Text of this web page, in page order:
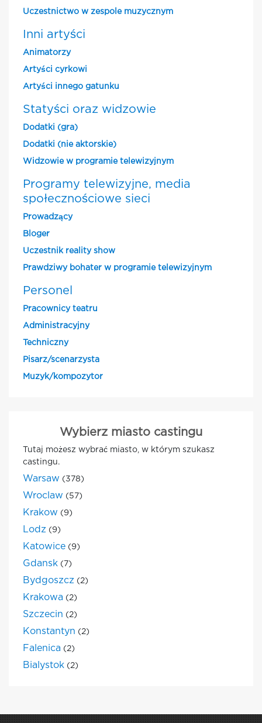
Uczestnictwo w zespole muzycznym
Inni artyści
Animatorzy
Artyści cyrkowi
Artyści innego gatunku
Statyści oraz widzowie
Dodatki (gra)
Dodatki (nie aktorskie)
Widzowie w programie telewizyjnym
Programy telewizyjne, media
społecznościowe sieci
Prowadzący
Bloger
Uczestnik reality show
Prawdziwy bohater w programie telewizyjnym
Personel
Pracownicy teatru
Administracyjny
Techniczny
Pisarz/scenarzysta
Muzyk/kompozytor
Wybierz miasto castingu
Tutaj możesz wybrać miasto, w którym szukasz
castingu.
Warsaw (378)
Wroclaw (57)
Krakow (9)
Lodz (9)
Katowice (9)
Gdansk (7)
Bydgoszcz (2)
Krakowa (2)
Szczecin (2)
Konstantyn (2)
Falenica (2)
Bialystok (2)